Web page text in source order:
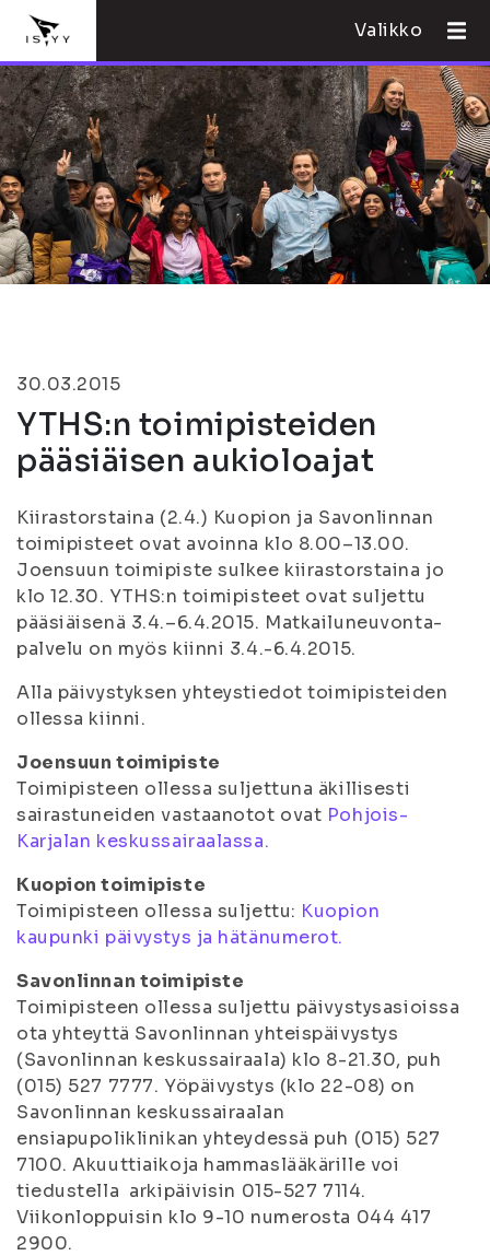
Valikko
30.03.2015
YTHS:n toimipisteiden
pääsiäisen aukioloajat
Kiirastorstaina (2.4.) Kuopion ja Savonlinnan
toimipisteet ovat avoinna klo 8.00–13.00.
Joensuun toimipiste sulkee kiirastorstaina jo
klo 12.30. YTHS:n toimipisteet ovat suljettu
pääsiäisenä 3.4.–6.4.2015. Matkailuneuvonta-
palvelu on myös kiinni 3.4.-6.4.2015.
Alla päivystyksen yhteystiedot toimipisteiden
ollessa kiinni.
Joensuun toimipiste
Toimipisteen ollessa suljettuna äkillisesti
sairastuneiden vastaanotot ovat Pohjois-
Karjalan keskussairaalassa.
Kuopion toimipiste
Toimipisteen ollessa suljettu: Kuopion
kaupunki päivystys ja hätänumerot.
Savonlinnan toimipiste
Toimipisteen ollessa suljettu päivystysasioissa
ota yhteyttä Savonlinnan yhteispäivystys
(Savonlinnan keskussairaala) klo 8-21.30, puh
(015) 527 7777. Yöpäivystys (klo 22-08) on
Savonlinnan keskussairaalan
ensiapupoliklinikan yhteydessä puh (015) 527
7100. Akuuttiaikoja hammaslääkärille voi
tiedustella arkipäivisin 015-527 7114.
Viikonloppuisin klo 9-10 numerosta 044 417
2900.